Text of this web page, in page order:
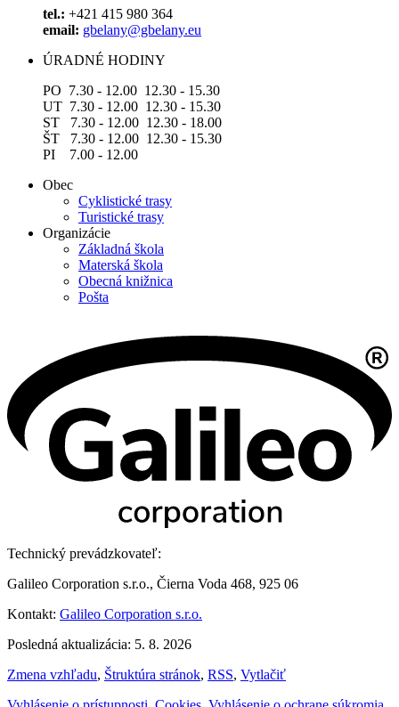
tel.: +421 415 980 364
email: gbelany@gbelany.eu
ÚRADNÉ HODINY
PO 7.30 - 12.00 12.30 - 15.30
UT 7.30 - 12.00 12.30 - 15.30
ST 7.30 - 12.00 12.30 - 18.00
ŠT 7.30 - 12.00 12.30 - 15.30
PI 7.00 - 12.00
Obec
Cyklistické trasy
Turistické trasy
Organizácie
Základná škola
Materská škola
Obecná knižnica
Pošta
Technický prevádzkovateľ:
Galileo Corporation s.r.o., Čierna Voda 468, 925 06
Kontakt: Galileo Corporation s.r.o.
Posledná aktualizácia: 5. 8. 2026
Zmena vzhľadu, Štruktúra stránok, RSS, Vytlačiť